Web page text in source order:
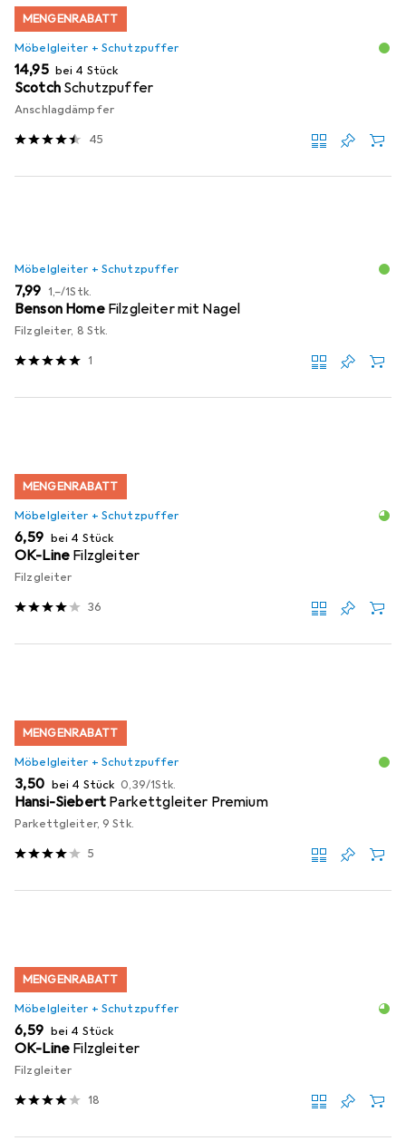
MENGENRABATT
Möbelgleiter + Schutzpuffer
EUR
14,95 bei 4 Stück
Scotch Schutzpuffer
Anschlagdämpfer
45
Möbelgleiter + Schutzpuffer
EUR
7,99 EUR
1,–/1Stk.
Benson Home Filzgleiter mit Nagel
Filzgleiter, 8 Stk.
1
MENGENRABATT
Möbelgleiter + Schutzpuffer
EUR
6,59 bei 4 Stück
OK-Line Filzgleiter
Filzgleiter
36
MENGENRABATT
Möbelgleiter + Schutzpuffer
EUR
3,50 bei 4 Stück EUR
0,39/1Stk.
Hansi-Siebert Parkettgleiter Premium
Parkettgleiter, 9 Stk.
5
MENGENRABATT
Möbelgleiter + Schutzpuffer
EUR
6,59 bei 4 Stück
OK-Line Filzgleiter
Filzgleiter
18